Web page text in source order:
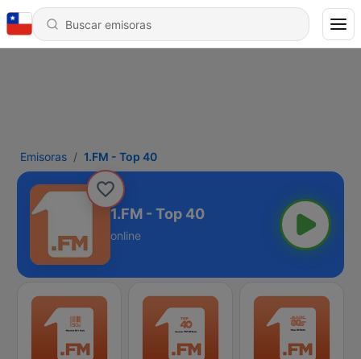
Emisoras 1.FM - Top 40
1.FM - Top 40
online